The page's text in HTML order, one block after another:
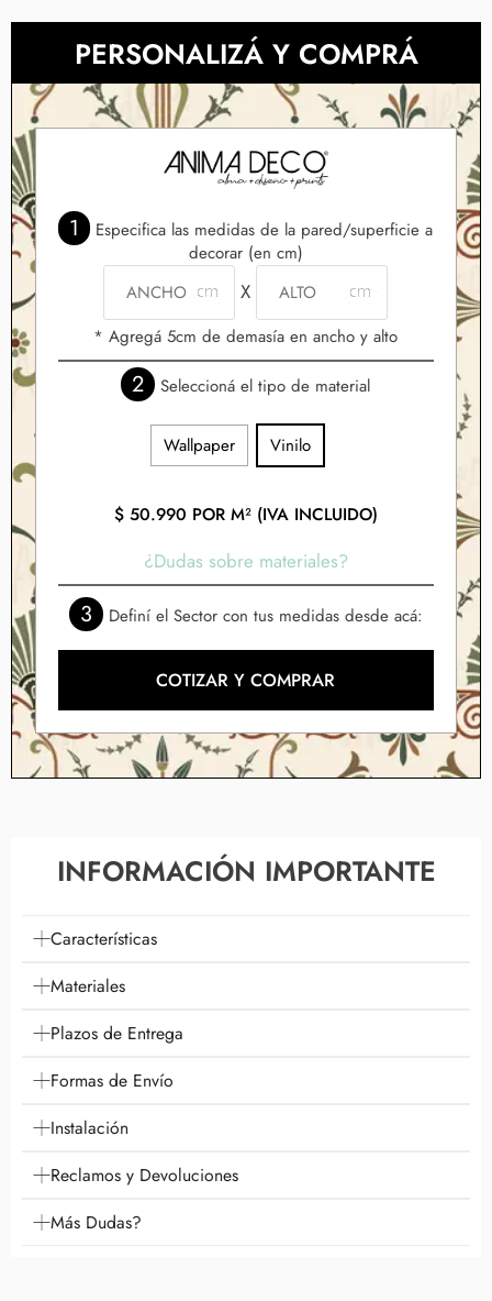
PERSONALIZÁ Y COMPRÁ
1
Especifica las medidas de la pared/superficie a
decorar (en cm)
X
* Agregá 5cm de demasía en ancho y alto
2 Seleccioná el tipo de material
Wallpaper Vinilo
$50.990 POR M² (IVA INCLUIDO)
¿Dudas sobre materiales?
3 Definí el Sector con tus medidas desde acá:
COTIZAR Y COMPRAR
INFORMACIÓN IMPORTANTE
Características
Materiales
Plazos de Entrega
Formas de Envío
Instalación
Reclamos y Devoluciones
Más Dudas?